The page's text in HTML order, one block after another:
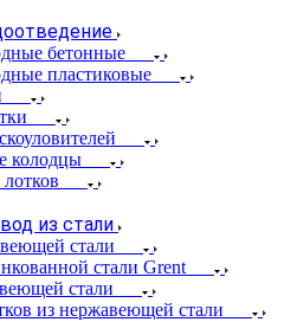
бетонные
пластиковые
колодцы
из стали
стали
стали Grent
стали
из нержавеющей стали